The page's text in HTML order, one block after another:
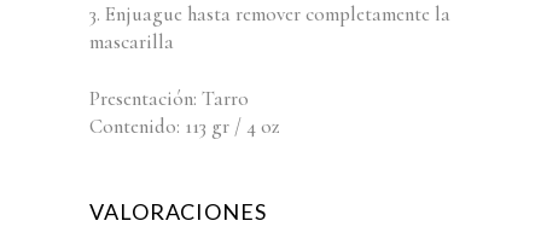
3. Enjuague hasta remover completamente la
mascarilla
Presentación: Tarro
Contenido: 113 gr / 4 oz
VALORACIONES